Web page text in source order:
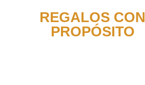
REGALOS CON
PROPÓSITO